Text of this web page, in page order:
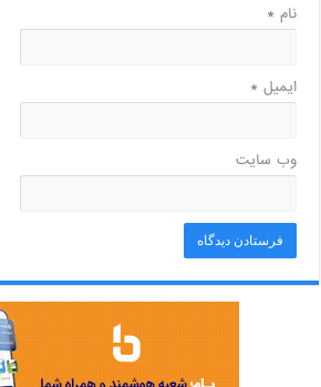
نام*
ایمیل*
وب‌ سایت